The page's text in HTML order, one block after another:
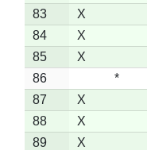
83
X
84
X
85
X
86
*
87
X
88
X
89
X